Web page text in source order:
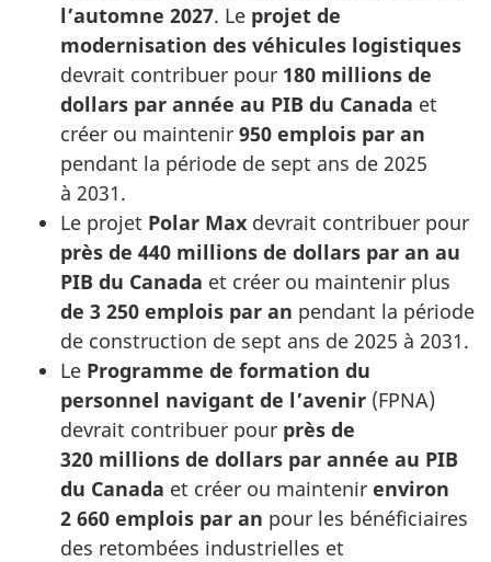
l’automne 2027. Le projet de
modernisation des véhicules logistiques
devrait contribuer pour 180 millions de
dollars par année au PIB du Canada et
créer ou maintenir 950 emplois par an
pendant la période de sept ans de 2025
à 2031.
Le projet Polar Max devrait contribuer pour
près de 440 millions de dollars par an au
PIB du Canada et créer ou maintenir plus
de 3 250 emplois par an pendant la période
de construction de sept ans de 2025 à 2031.
Le Programme de formation du
personnel navigant de l’avenir (FPNA)
devrait contribuer pour près de
320 millions de dollars par année au PIB
du Canada et créer ou maintenir environ
2 660 emplois par an pour les bénéficiaires
des retombées industrielles et